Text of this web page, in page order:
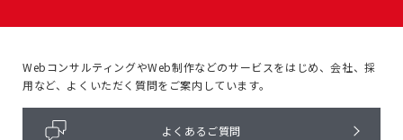
WebコンサルティングやWeb制作などのサービスをはじめ、会社、採
用など、よくいただく質問をご案内しています。
よくあるご質問